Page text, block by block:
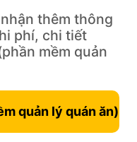
thêm thông
phí, chi tiết
mềm ​quản
​quản lý quán ăn)